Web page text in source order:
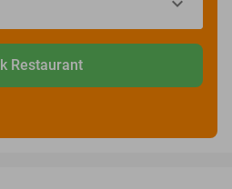
Restaurant